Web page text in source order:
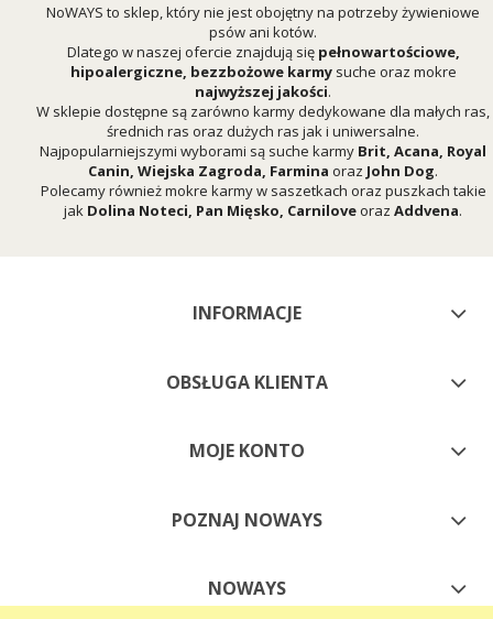
NoWAYS to sklep, który nie jest obojętny na potrzeby żywieniowe
psów ani kotów.
Dlatego w naszej ofercie znajdują się pełnowartościowe,
hipoalergiczne, bezzbożowe karmy suche oraz mokre
najwyższej jakości.
W sklepie dostępne są zarówno karmy dedykowane dla małych ras,
średnich ras oraz dużych ras jak i uniwersalne.
Najpopularniejszymi wyborami są suche karmy Brit, Acana, Royal
Canin, Wiejska Zagroda, Farmina oraz John Dog.
Polecamy również mokre karmy w saszetkach oraz puszkach takie
jak Dolina Noteci, Pan Mięsko, Carniloveoraz Addvena.
INFORMACJE
OBSŁUGA KLIENTA
MOJE KONTO
POZNAJ NOWAYS
NOWAYS